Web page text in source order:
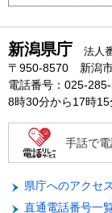
新潟県庁 法人
〒950-8570 新潟
電話番号：025-285-
8時30分から17時15
手話で
県庁へのアクセス
直通電話番号一